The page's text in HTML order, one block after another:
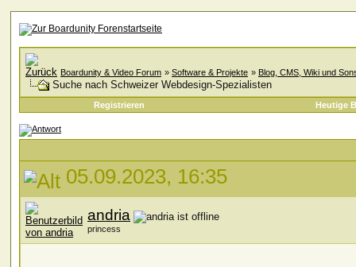
Boardunity & Video Forum » Software & Projekte » Blog, CMS, Wiki und
Suche nach Schweizer Webdesign-Spezialisten
Registrieren Heutige
05.09.2023, 16:35
andria
princess